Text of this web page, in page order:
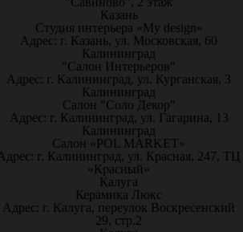
Казань
Студия интерьера «My design»
Адрес: г. Казань, ул. Московская, 60
Калининград
"Салон Интерьеров"
Адрес: г. Калининград, ул. Курганская, 3
Калининград
Салон "Соло Декор"
Адрес: г. Калининград, ул. Гагарина, 13
Калининград
Салон «POL MARKET»
г. Калининград, ул. Красная, 247, ТЦ
«Красный»
Калуга
Керамика Люкс
Адрес: г. Калуга, переулок Воскресенский
29, стр.2